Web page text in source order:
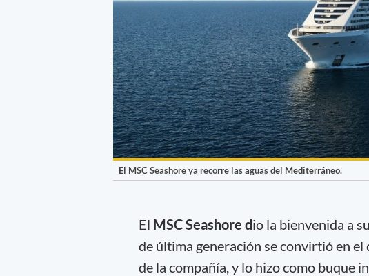
El MSC Seashore ya recorre las aguas del Mediterráneo.
El MSC Seashore dio la bienvenida a
de última generación se convirtió en
de la compañía, y lo hizo como buque